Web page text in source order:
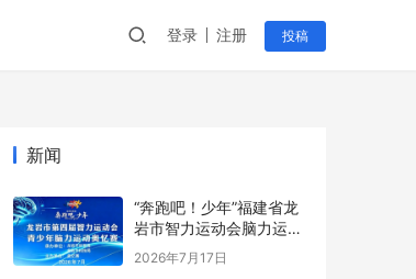
登录 注册 投稿
新闻
“奔跑吧！少年”福建省龙
岩市智力运动会脑力运动
奥忆赛创中国新纪录
2026年7月17日